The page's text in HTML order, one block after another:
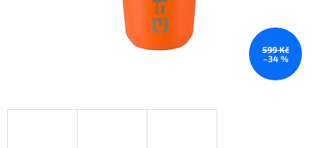
599 Kč
–34 %